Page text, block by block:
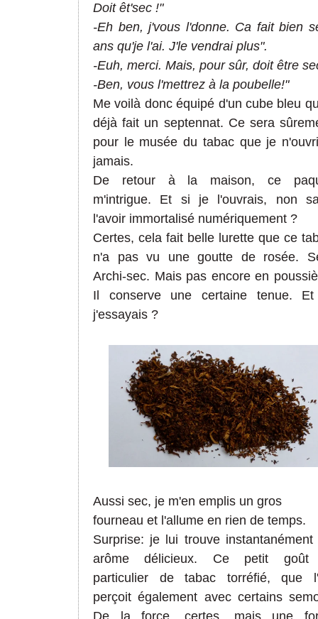
Doit êt'sec !"
-Eh ben, j'vous l'donne. Ca fait bien
ans qu'je l'ai. J'le vendrai plus".
-Euh, merci. Mais, pour sûr, doit être
-Ben, vous l'mettrez à la poubelle!"
Me voilà donc équipé d'un cube bleu
déjà fait un septennat. Ce sera
pour le musée du tabac que je
jamais.
De retour à la maison, ce
m'intrigue. Et si je l'ouvrais, non
l'avoir immortalisé numériquement ?
Certes, cela fait belle lurette que ce
n'a pas vu une goutte de rosée.
Archi-sec. Mais pas encore en
Il conserve une certaine tenue.
j'essayais ?
Aussi sec, je m'en emplis un gros
fourneau et l'allume en rien de temps.
Surprise: je lui trouve instantanément
arôme délicieux. Ce petit
particulier de tabac torréfié, que
perçoit également avec certains
De la force, certes, mais une